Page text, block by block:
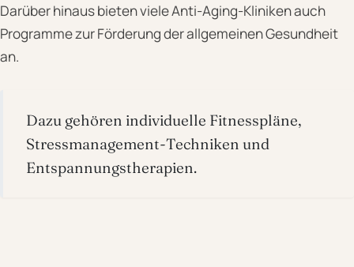
Darüber hinaus bieten viele Anti-Aging-Kliniken auch
Programme zur Förderung der allgemeinen Gesundheit
an.
Dazu gehören individuelle Fitnesspläne,
Stressmanagement-Techniken und
Entspannungstherapien.